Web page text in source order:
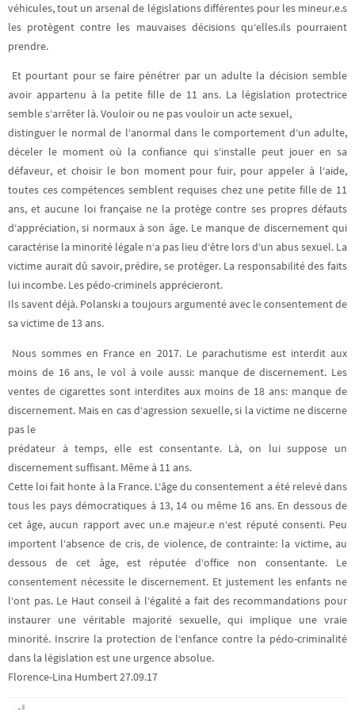
véhicules, tout un arsenal de législations différentes pour les mineur.e.s
les protègent contre les mauvaises décisions qu‘elles.ils pourraient
prendre.
Et pourtant pour se faire pénétrer par un adulte la décision semble
avoir appartenu à la petite fille de 11 ans. La législation protectrice
semble s‘arrêter là. Vouloir ou ne pas vouloir un acte sexuel,
distinguer le normal de l‘anormal dans le comportement d‘un adulte,
déceler le moment où la confiance qui s‘installe peut jouer en sa
défaveur, et choisir le bon moment pour fuir, pour appeler à l‘aide,
toutes ces compétences semblent requises chez une petite fille de 11
ans, et aucune loi française ne la protège contre ses propres défauts
d‘appréciation, si normaux à son âge. Le manque de discernement qui
caractérise la minorité légale n‘a pas lieu d‘être lors d‘un abus sexuel. La
victime aurait dû savoir, prédire, se protéger. La responsabilité des faits
lui incombe. Les pédo-criminels apprécieront.
Ils savent déjà. Polanski a toujours argumenté avec le consentement de
sa victime de 13 ans.
Nous sommes en France en 2017. Le parachutisme est interdit aux
moins de 16 ans, le vol à voile aussi: manque de discernement. Les
ventes de cigarettes sont interdites aux moins de 18 ans: manque de
discernement. Mais en cas d‘agression sexuelle, si la victime ne discerne
pas le
prédateur à temps, elle est consentante. Là, on lui suppose un
discernement suffisant. Même à 11 ans.
Cette loi fait honte à la France. L‘âge du consentement a été relevé dans
tous les pays démocratiques à 13, 14 ou même 16 ans. En dessous de
cet âge, aucun rapport avec un.e majeur.e n‘est réputé consenti. Peu
importent l‘absence de cris, de violence, de contrainte: la victime, au
dessous de cet âge, est réputée d‘office non consentante. Le
consentement nécessite le discernement. Et justement les enfants ne
l‘ont pas. Le Haut conseil à l‘égalité a fait des recommandations pour
instaurer une véritable majorité sexuelle, qui implique une vraie
minorité. Inscrire la protection de l‘enfance contre la pédo-criminalité
dans la législation est une urgence absolue.
Florence-Lina Humbert 27.09.17